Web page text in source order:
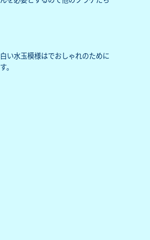
い水玉模様はでおしゃれのために
。